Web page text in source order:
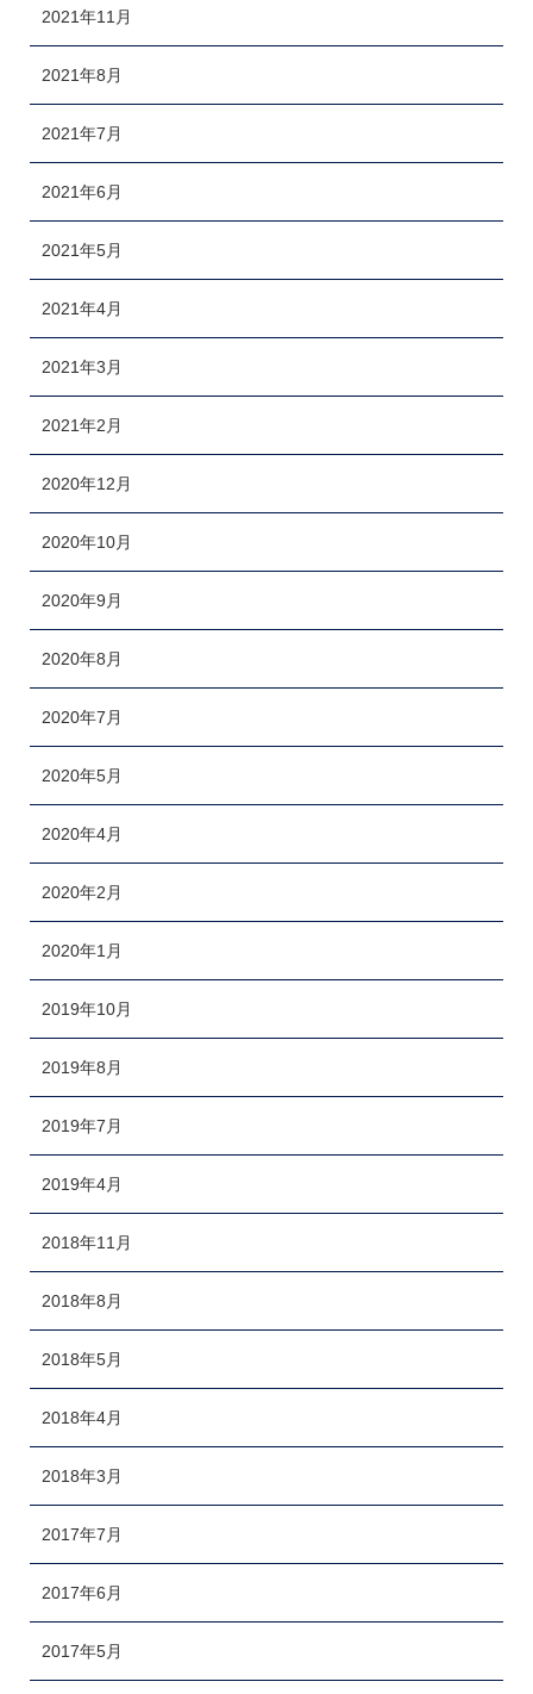
2021年11月
2021年8月
2021年7月
2021年6月
2021年5月
2021年4月
2021年3月
2021年2月
2020年12月
2020年10月
2020年9月
2020年8月
2020年7月
2020年5月
2020年4月
2020年2月
2020年1月
2019年10月
2019年8月
2019年7月
2019年4月
2018年11月
2018年8月
2018年5月
2018年4月
2018年3月
2017年7月
2017年6月
2017年5月